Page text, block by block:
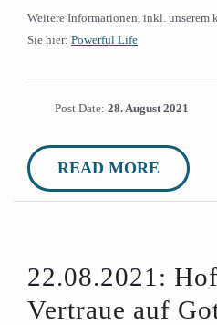
Weitere Informationen, inkl. unserem
Sie hier: Powerful Life
Post Date: 28. August 2021
READ MORE
22.08.2021:
Vertraue auf